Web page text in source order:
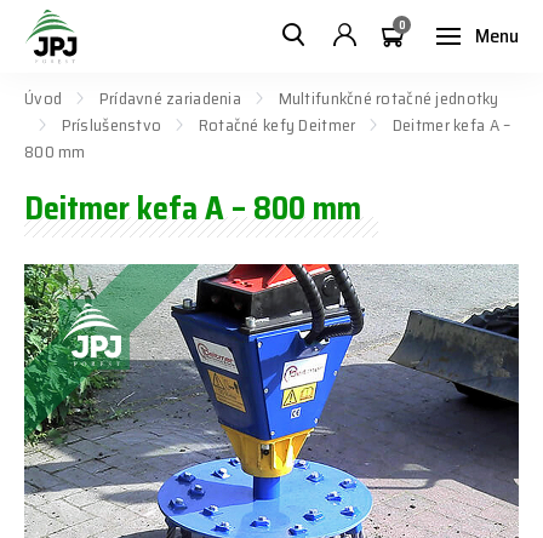
Menu
0
Úvod Prídavné zariadenia
Multifunkčné rotačné jednotky
Príslušenstvo
Rotačné kefy Deitmer
Deitmer kefa A –
800 mm
Deitmer kefa A – 800 mm